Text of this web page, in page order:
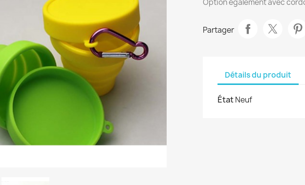
Option également avec
Partager
Détails du produit
ÉtatNeuf